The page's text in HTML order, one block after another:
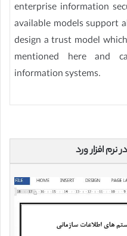
enterprise information
available models support
design a trust model
mentioned here and
information systems.
افزار ورد